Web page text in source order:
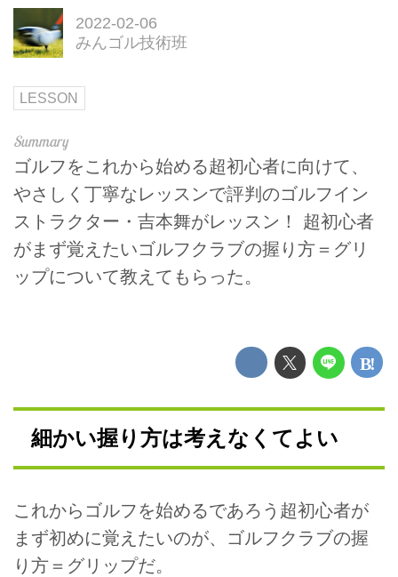
2022-02-06
みんゴル技術班
LESSON
ゴルフをこれから始める超初心者に向けて、
やさしく丁寧なレッスンで評判のゴルフイン
ストラクター・吉本舞がレッスン！ 超初心者
がまず覚えたいゴルフクラブの握り方＝グリ
ップについて教えてもらった。
細かい握り方は考えなくてよい
これからゴルフを始めるであろう超初心者が
まず初めに覚えたいのが、ゴルフクラブの握
り方＝グリップだ。